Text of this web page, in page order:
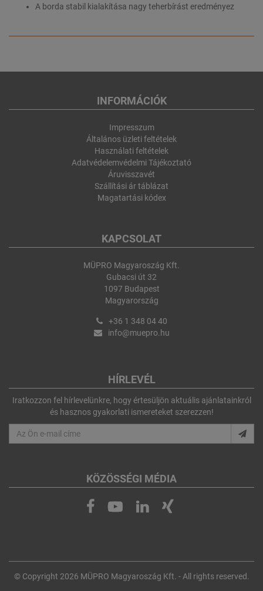
A borda stabil kialakítása nagy teherbírást eredményez
INFORMÁCIÓK
Impresszum
Általános üzleti feltételek
Használati feltételek
Adatvédelemvédelmi Tájékoztató
Áruvisszavét
Szállítási ár táblázat
Magatartási kódex
KAPCSOLAT
MÜPRO Magyaroszág Kft.
Gubacsi út 32
1097 Budapest
Magyarország
+36 1 348 04 40
info@muepro.hu
HÍRLEVÉL
Iratkozzon fel hírlevelünkre, hogy értesüljön aktuális ajánlatainkról
és hasznos gyakorlati ismereteket szerezzen!
KÖZÖSSÉGI MÉDIA
© Copyright 2026 MÜPRO Magyaroszág Kft. - All rights reserved.